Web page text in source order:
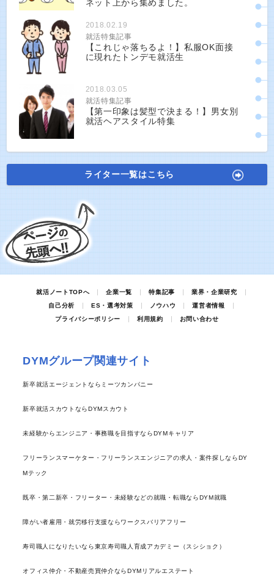
ネット上から集めました。
2018.02.19
就活特集記事
【これじゃ落ちるよ！】私服OK面接
に現れたトンデモ就活生
2018.03.05
就活特集記事
【第一印象は髪型で決まる！】男女別
就活ヘアスタイル特集
ライター一覧はこちら
就活ノートTOPへ 企業一覧 特集記事
業界・企業研究
自己分析
ES・選考対策 ノウハウ
運営者情報
プライバシーポリシー
利用規約 お問い合わせ
DYMグループ関連サイト
新卒就活エージェントならミーツカンパニー
新卒就活スカウトならDYMスカウト
未経験からエンジニア・事務職を目指すならDYMキャリア
フリーランスマーケター・フリーランスエンジニアの求人・案件探しならDY
Mテック
既卒・第二新卒・フリーター・未経験などの就職・転職ならDYM就職
障がい者雇用・就労移行支援ならワークスバリアフリー
寿司職人になりたいなら東京寿司職人育成アカデミー（スシショク）
オフィス仲介・不動産売買仲介ならDYMリアルエステート